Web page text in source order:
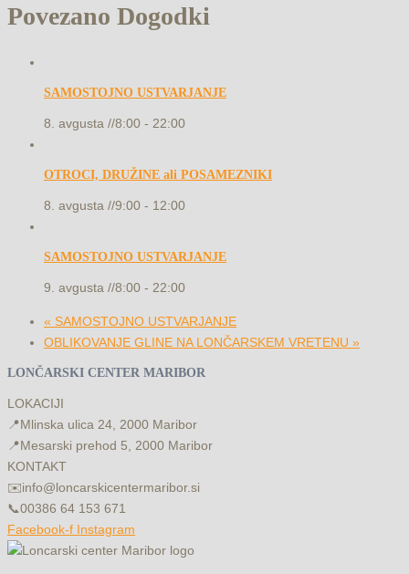
Povezano Dogodki
SAMOSTOJNO USTVARJANJE
8. avgusta //8:00 - 22:00
OTROCI, DRUŽINE ali POSAMEZNIKI
8. avgusta //9:00 - 12:00
SAMOSTOJNO USTVARJANJE
9. avgusta //8:00 - 22:00
« SAMOSTOJNO USTVARJANJE
OBLIKOVANJE GLINE NA LONČARSKEM VRETENU »
LONČARSKI CENTER MARIBOR
LOKACIJI
📍Mlinska ulica 24, 2000 Maribor
📍Mesarski prehod 5, 2000 Maribor
KONTAKT
✉️info@loncarskicentermaribor.si
📞00386 64 153 671
Facebook-f Instagram